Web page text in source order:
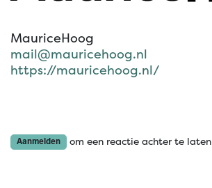
MauriceHoog
mail@mauricehoog.nl
https://mauricehoog.nl/
Aanmelden om een reactie achter te laten